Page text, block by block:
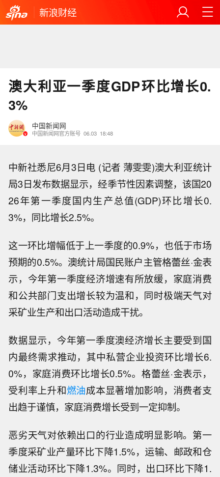
新浪财经
澳大利亚一季度GDP环比增长0.
3%
中国新闻网
中国新闻网官方账号 06.03 18:48
中新社悉尼6月3日电 (记者 薄雯雯)澳大利亚统计
局3日发布数据显示，经季节性因素调整，该国20
26年第一季度国内生产总值(GDP)环比增长0.
3%，同比增长2.5%。
这一环比增幅低于上一季度的0.9%，也低于市场
预期的0.5%。澳统计局国民账户主管格蕾丝·金表
示，今年第一季度经济增速有所放缓，家庭消费
和公共部门支出增长较为温和，同时极端天气对
采矿业生产和出口活动造成干扰。
数据显示，今年第一季度澳经济增长主要受到国
内最终需求推动，其中私营企业投资环比增长6.
0%，家庭消费环比增长0.5%。格蕾丝·金表示，
受利率上升和燃油成本显著增加影响，消费者支
出趋于谨慎，家庭消费增长受到一定抑制。
恶劣天气对依赖出口的行业造成明显影响。第一
季度采矿业产量环比下降1.5%，运输、邮政和仓
储业活动环比下降1.3%。同时，出口环比下降1.